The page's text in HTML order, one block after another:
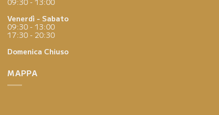
Venerdì - Sabato
09:30 - 13:00
17:30 - 20:30
Domenica Chiuso
MAPPA